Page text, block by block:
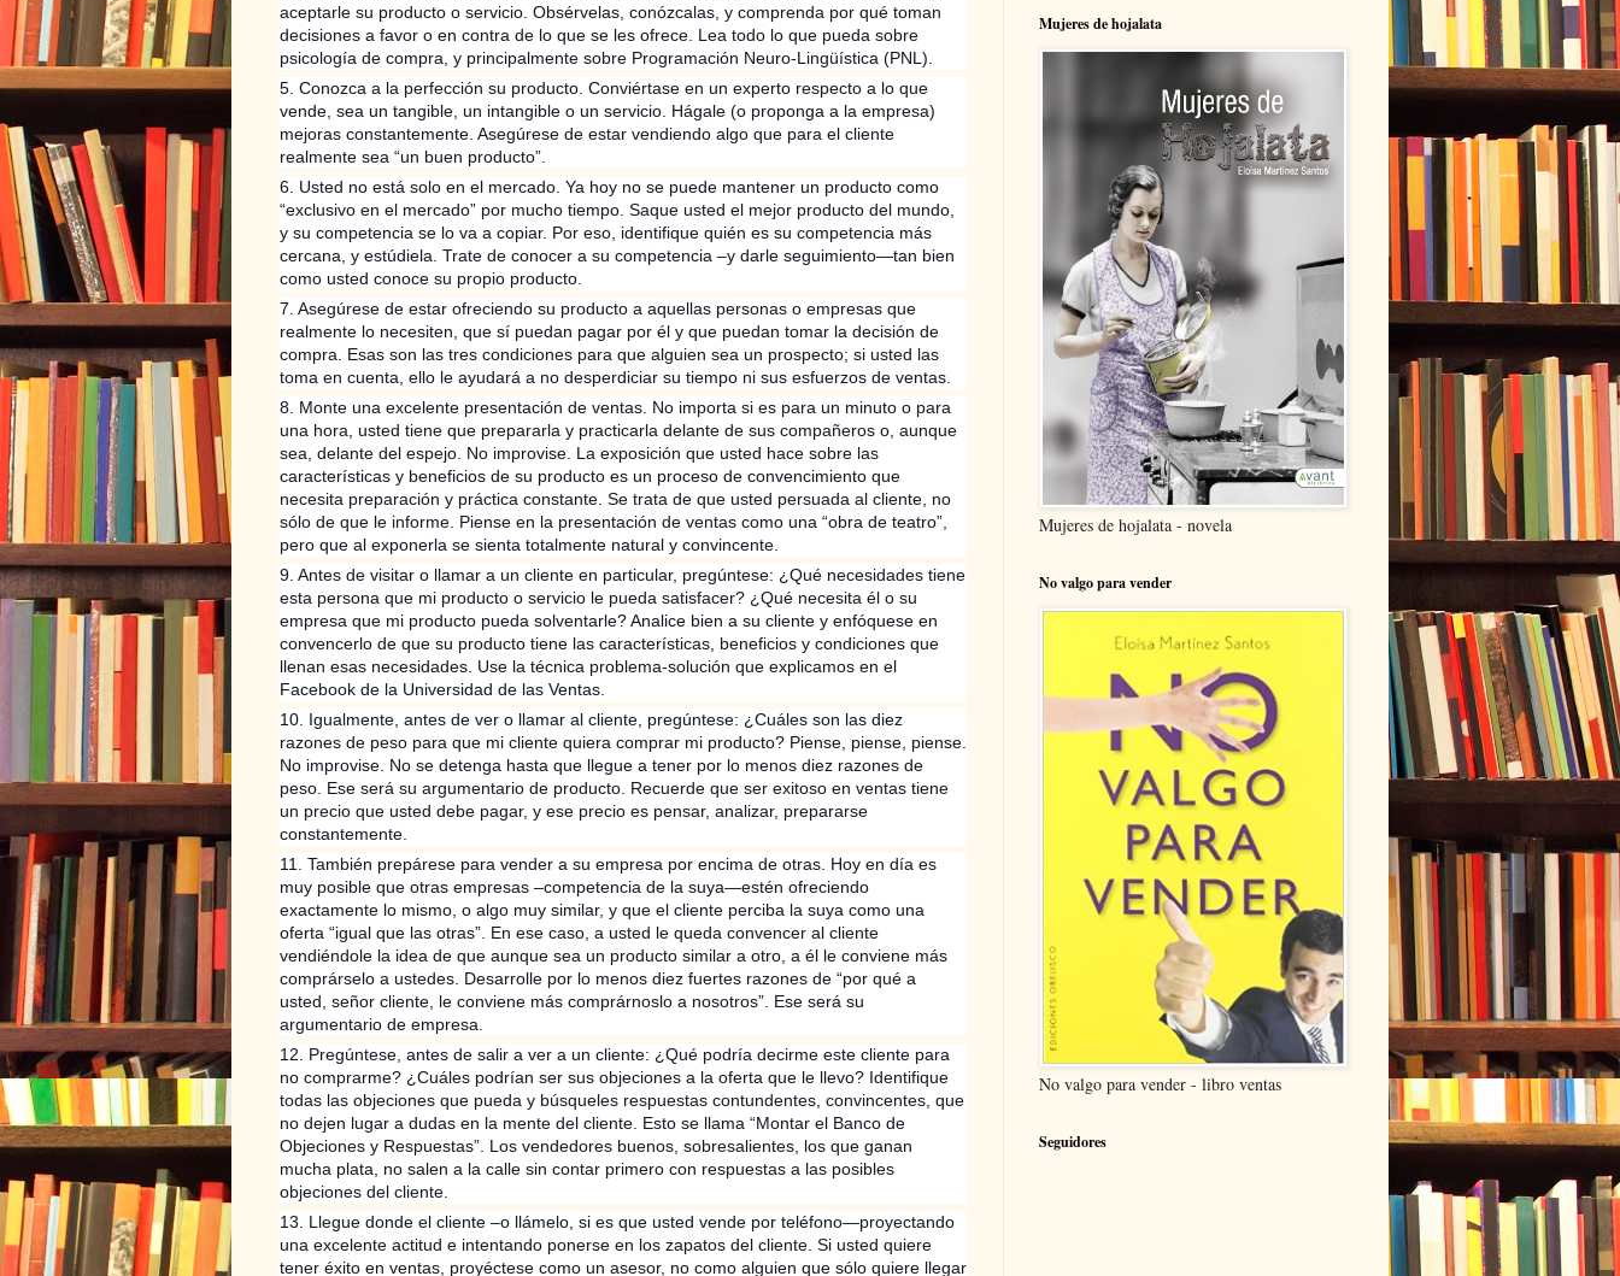
aceptarle su producto o servicio. Obsérvelas, conózcalas, y comprenda por qué toman
decisiones a favor o en contra de lo que se les ofrece. Lea todo lo que pueda sobre
psicología de compra, y principalmente sobre Programación Neuro-Lingüística (PNL).
5. Conozca a la perfección su producto. Conviértase en un experto respecto a lo que
vende, sea un tangible, un intangible o un servicio. Hágale (o proponga a la empresa)
mejoras constantemente. Asegúrese de estar vendiendo algo que para el cliente
realmente sea “un buen producto”.
6. Usted no está solo en el mercado. Ya hoy no se puede mantener un producto como
“exclusivo en el mercado” por mucho tiempo. Saque usted el mejor producto del mundo,
y su competencia se lo va a copiar. Por eso, identifique quién es su competencia más
cercana, y estúdiela. Trate de conocer a su competencia –y darle seguimiento—tan bien
como usted conoce su propio producto.
7. Asegúrese de estar ofreciendo su producto a aquellas personas o empresas que
realmente lo necesiten, que sí puedan pagar por él y que puedan tomar la decisión de
compra. Esas son las tres condiciones para que alguien sea un prospecto; si usted las
toma en cuenta, ello le ayudará a no desperdiciar su tiempo ni sus esfuerzos de ventas.
8. Monte una excelente presentación de ventas. No importa si es para un minuto o para
una hora, usted tiene que prepararla y practicarla delante de sus compañeros o, aunque
sea, delante del espejo. No improvise. La exposición que usted hace sobre las
características y beneficios de su producto es un proceso de convencimiento que
necesita preparación y práctica constante. Se trata de que usted persuada al cliente, no
sólo de que le informe. Piense en la presentación de ventas como una “obra de teatro”,
pero que al exponerla se sienta totalmente natural y convincente.
9. Antes de visitar o llamar a un cliente en particular, pregúntese: ¿Qué necesidades tiene
esta persona que mi producto o servicio le pueda satisfacer? ¿Qué necesita él o su
empresa que mi producto pueda solventarle? Analice bien a su cliente y enfóquese en
convencerlo de que su producto tiene las características, beneficios y condiciones que
llenan esas necesidades. Use la técnica problema-solución que explicamos en el
Facebook de la Universidad de las Ventas.
10. Igualmente, antes de ver o llamar al cliente, pregúntese: ¿Cuáles son las diez
razones de peso para que mi cliente quiera comprar mi producto? Piense, piense, piense.
No improvise. No se detenga hasta que llegue a tener por lo menos diez razones de
peso. Ese será su argumentario de producto. Recuerde que ser exitoso en ventas tiene
un precio que usted debe pagar, y ese precio es pensar, analizar, prepararse
constantemente.
11. También prepárese para vender a su empresa por encima de otras. Hoy en día es
muy posible que otras empresas –competencia de la suya—estén ofreciendo
exactamente lo mismo, o algo muy similar, y que el cliente perciba la suya como una
oferta “igual que las otras”. En ese caso, a usted le queda convencer al cliente
vendiéndole la idea de que aunque sea un producto similar a otro, a él le conviene más
comprárselo a ustedes. Desarrolle por lo menos diez fuertes razones de “por qué a
usted, señor cliente, le conviene más comprárnoslo a nosotros”. Ese será su
argumentario de empresa.
12. Pregúntese, antes de salir a ver a un cliente: ¿Qué podría decirme este cliente para
no comprarme? ¿Cuáles podrían ser sus objeciones a la oferta que le llevo? Identifique
todas las objeciones que pueda y búsqueles respuestas contundentes, convincentes, que
no dejen lugar a dudas en la mente del cliente. Esto se llama “Montar el Banco de
Objeciones y Respuestas”. Los vendedores buenos, sobresalientes, los que ganan
mucha plata, no salen a la calle sin contar primero con respuestas a las posibles
objeciones del cliente.
13. Llegue donde el cliente –o llámelo, si es que usted vende por teléfono—proyectando
una excelente actitud e intentando ponerse en los zapatos del cliente. Si usted quiere
tener éxito en ventas, proyéctese como un asesor, no como alguien que sólo quiere llegar
Mujeres de hojalata
Mujeres de hojalata - novela
No valgo para vender
No valgo para vender - libro ventas
Seguidores